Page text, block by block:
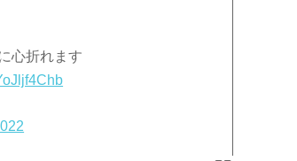
心折れます